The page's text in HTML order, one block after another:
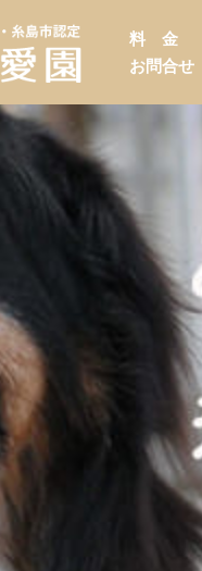
料 金
お問合せ